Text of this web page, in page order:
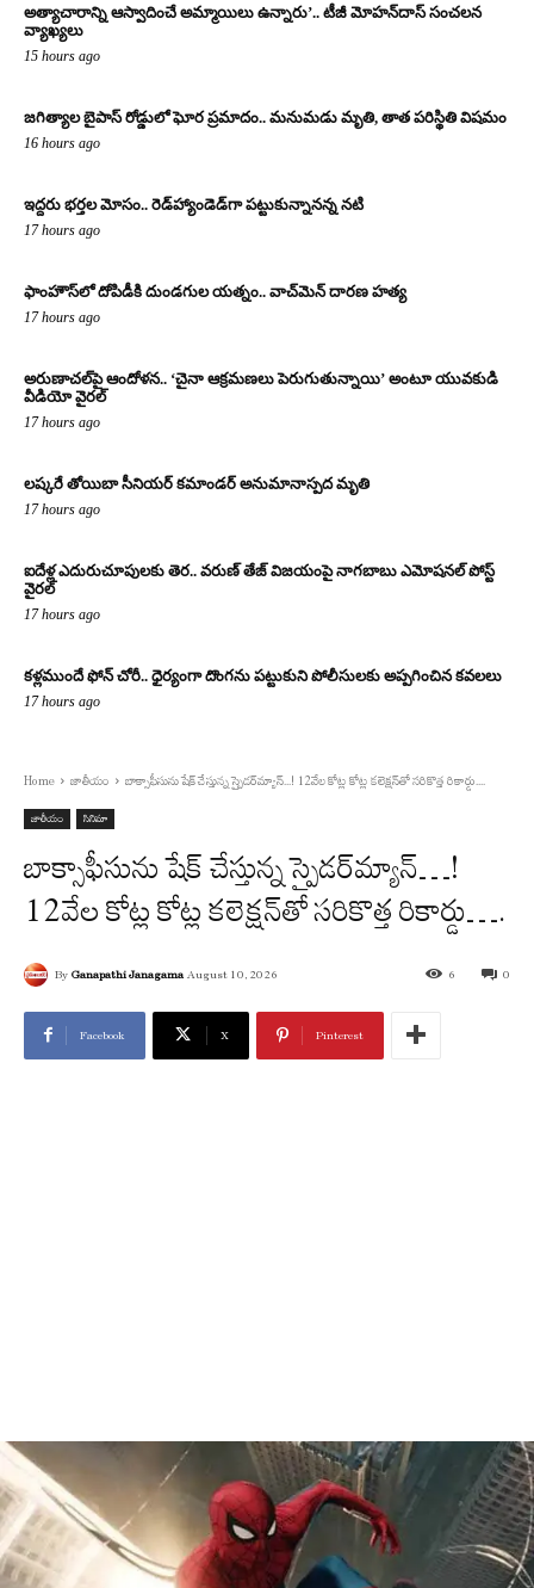
అత్యాచారాన్ని ఆస్వాదించే అమ్మాయిలు ఉన్నారు’.. టీజీ మోహన్‌దాస్‌ సంచలన
వ్యాఖ్యలు
15 hours ago
జగిత్యాల బైపాస్‌ రోడ్డులో ఘోర ప్రమాదం.. మనుమడు మృతి, తాత పరిస్థితి విషమం
16 hours ago
ఇద్దరు భర్తల మోసం.. రెడ్‌హ్యాండెడ్‌గా పట్టుకున్నానన్న నటి
17 hours ago
ఫాంహౌస్‌లో దోపిడీకి దుండగుల యత్నం.. వాచ్‌మెన్‌ దారణ హత్య
17 hours ago
అరుణాచల్‌పై ఆందోళన.. ‘చైనా ఆక్రమణలు పెరుగుతున్నాయి’ అంటూ యువకుడి
వీడియో వైరల్
17 hours ago
లష్కరే తోయిబా సీనియర్ కమాండర్ అనుమానాస్పద మృతి
17 hours ago
ఐదేళ్ల ఎదురుచూపులకు తెర.. వరుణ్ తేజ్ విజయంపై నాగబాబు ఎమోషనల్ పోస్ట్
వైరల్
17 hours ago
కళ్లముందే ఫోన్ చోరీ.. ధైర్యంగా దొంగను పట్టుకుని పోలీసులకు అప్పగించిన కవలలు
17 hours ago